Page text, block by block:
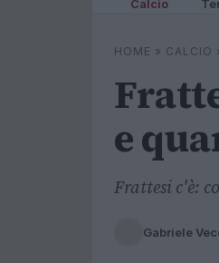
Calcio
HOME » CALCIO
e
Frattesi c'è:
Gabriele